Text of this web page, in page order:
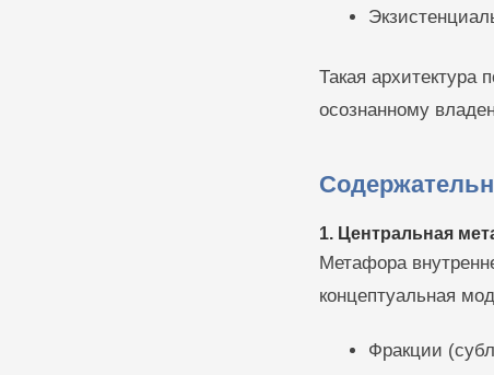
Такая архитектура
осознанному
1. Центральная
Метафора
концептуальная
Фракции